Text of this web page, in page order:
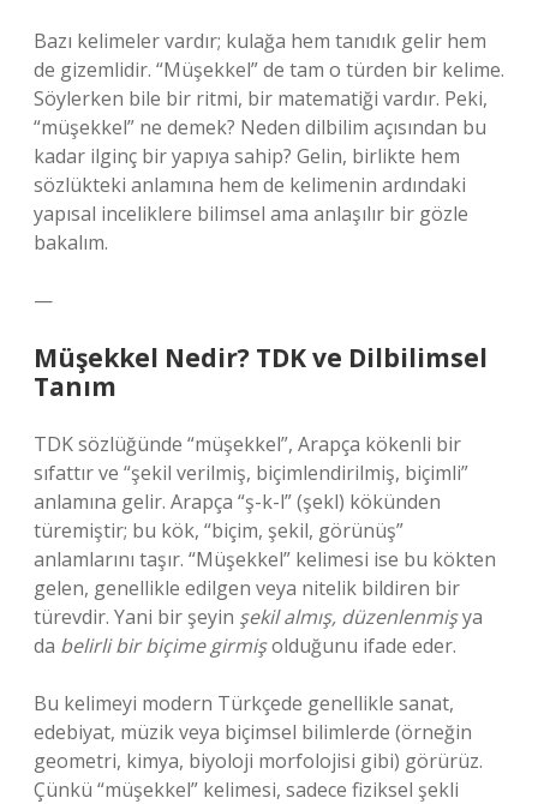
Bazı kelimeler vardır; kulağa hem tanıdık gelir hem
de gizemlidir. “Müşekkel” de tam o türden bir kelime.
Söylerken bile bir ritmi, bir matematiği vardır. Peki,
“müşekkel” ne demek? Neden dilbilim açısından bu
kadar ilginç bir yapıya sahip? Gelin, birlikte hem
sözlükteki anlamına hem de kelimenin ardındaki
yapısal inceliklere bilimsel ama anlaşılır bir gözle
bakalım.
—
Müşekkel Nedir? TDK ve Dilbilimsel
Tanım
TDK sözlüğünde “müşekkel”, Arapça kökenli bir
sıfattır ve “şekil verilmiş, biçimlendirilmiş, biçimli”
anlamına gelir. Arapça “ş-k-l” (şekl) kökünden
türemiştir; bu kök, “biçim, şekil, görünüş”
anlamlarını taşır. “Müşekkel” kelimesi ise bu kökten
gelen, genellikle edilgen veya nitelik bildiren bir
türevdir. Yani bir şeyin şekil almış, düzenlenmişya
da belirli bir biçime girmişolduğunu ifade eder.
Bu kelimeyi modern Türkçede genellikle sanat,
edebiyat, müzik veya biçimsel bilimlerde (örneğin
geometri, kimya, biyoloji morfolojisi gibi) görürüz.
Çünkü “müşekkel” kelimesi, sadece fiziksel şekli